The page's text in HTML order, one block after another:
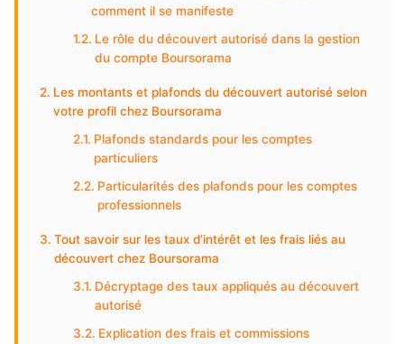
comment il se manifeste
Le rôle du découvert autorisé dans la gestion
du compte Boursorama
Les montants et plafonds du découvert autorisé selon
votre profil chez Boursorama
Plafonds standards pour les comptes
particuliers
Particularités des plafonds pour les comptes
professionnels
Tout savoir sur les taux d’intérêt et les frais liés au
découvert chez Boursorama
Décryptage des taux appliqués au découvert
autorisé
Explication des frais et commissions